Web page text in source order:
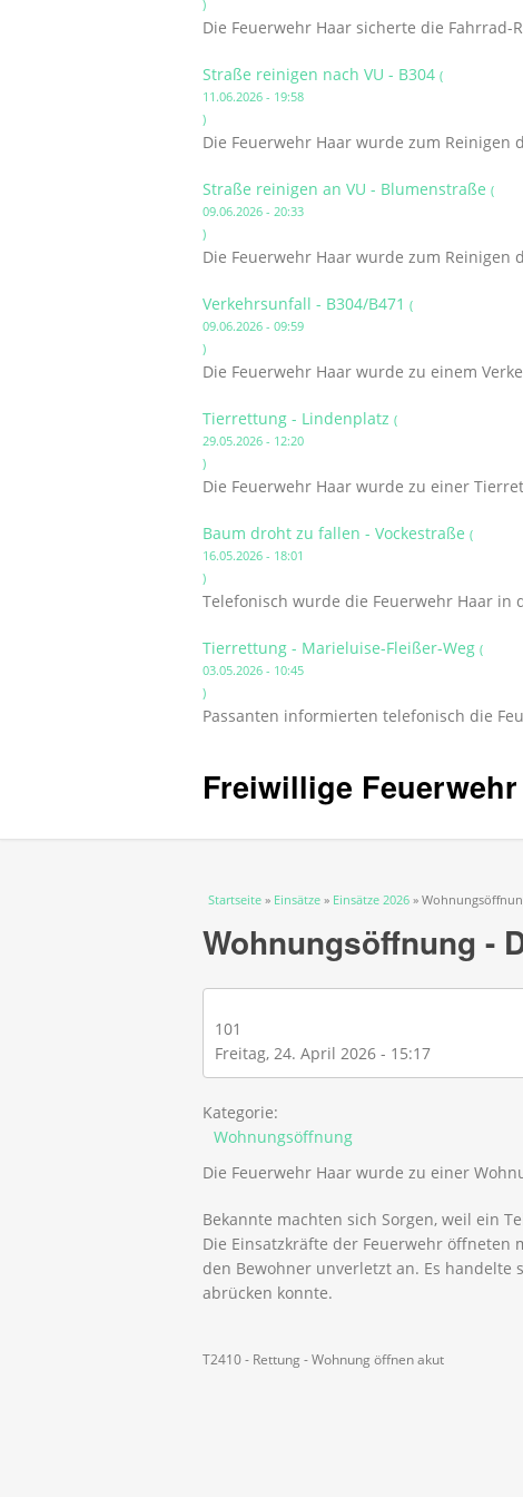
)
Die Feuerwehr Haar sicherte die Fahrrad-
Straße reinigen nach VU - B304 (
11.06.2026 - 19:58
)
Die Feuerwehr Haar wurde zum
Straße reinigen an VU - Blumenstraße (
09.06.2026 - 20:33
)
Die Feuerwehr Haar wurde zum
Verkehrsunfall - B304/B471 (
09.06.2026 - 09:59
)
Die Feuerwehr Haar wurde zu einem
Tierrettung - Lindenplatz (
29.05.2026 - 12:20
)
Die Feuerwehr Haar wurde zu einer
Baum droht zu fallen - Vockestraße (
16.05.2026 - 18:01
)
Telefonisch wurde die Feuerwehr Haar
Tierrettung - Marieluise-Fleißer-Weg (
03.05.2026 - 10:45
)
Passanten informierten telefonisch die
Freiwillige Feuerwehr
Sie sind hier
Startseite » Einsätze » Einsätze 2026 »
Wohnungsöffnung -
101
Freitag, 24. April 2026 - 15:17
Kategorie:
Wohnungsöffnung
Die Feuerwehr Haar wurde zu einer
Bekannte machten sich Sorgen, weil ein
Die Einsatzkräfte der Feuerwehr
den Bewohner unverletzt an. Es
abrücken konnte.
T2410 - Rettung - Wohnung öffnen akut